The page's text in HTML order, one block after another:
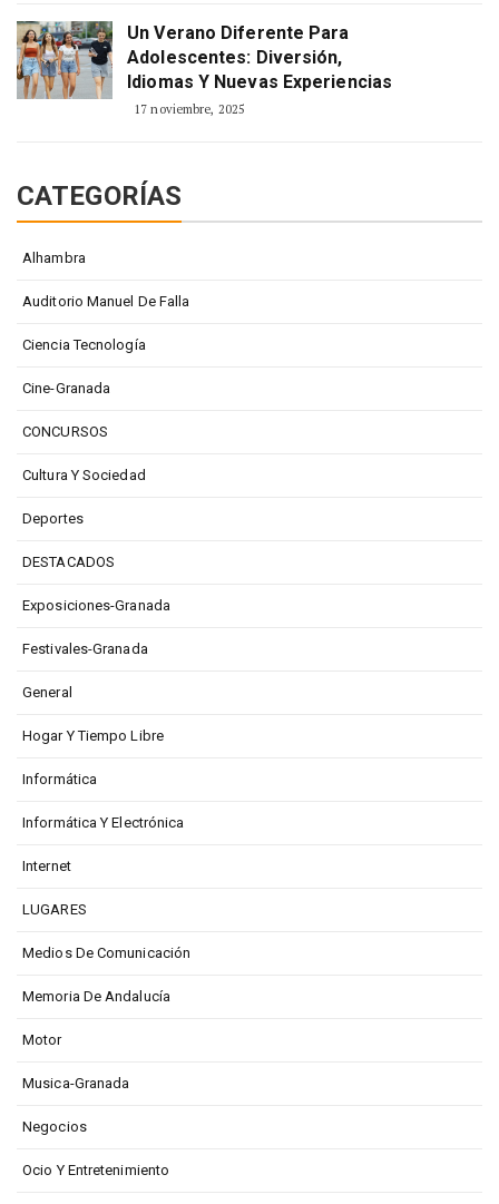
Un Verano Diferente Para
Adolescentes: Diversión,
Idiomas Y Nuevas Experiencias
17 noviembre, 2025
CATEGORÍAS
Alhambra
Auditorio Manuel De Falla
Ciencia Tecnología
Cine-Granada
CONCURSOS
Cultura Y Sociedad
Deportes
DESTACADOS
Exposiciones-Granada
Festivales-Granada
General
Hogar Y Tiempo Libre
Informática
Informática Y Electrónica
Internet
LUGARES
Medios De Comunicación
Memoria De Andalucía
Motor
Musica-Granada
Negocios
Ocio Y Entretenimiento